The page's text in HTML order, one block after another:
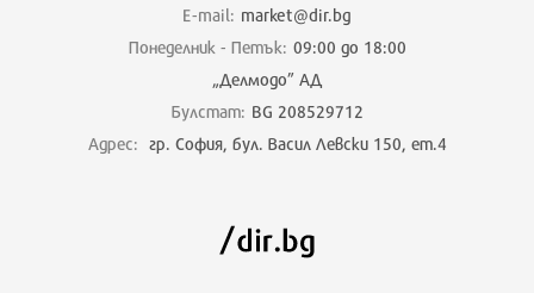
E-mail: market@dir.bg
Понеделник - Петък: 09:00 до 18:00
„Делмодо” АД
Булстат: BG 208529712
Адрес: гр. София, бул. Васил Левски 150, ет.4